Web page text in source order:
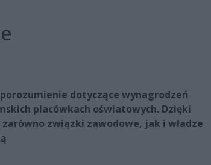
dotyczące wynagrodzeń
placówkach oświatowych. Dzięki
związki zawodowe, jak i władze